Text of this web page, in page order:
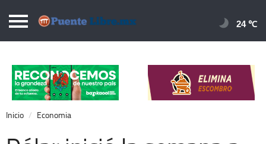
Puentelibre.mx
Local
Nacional
Opinión
24 ℃
Inicio Economia